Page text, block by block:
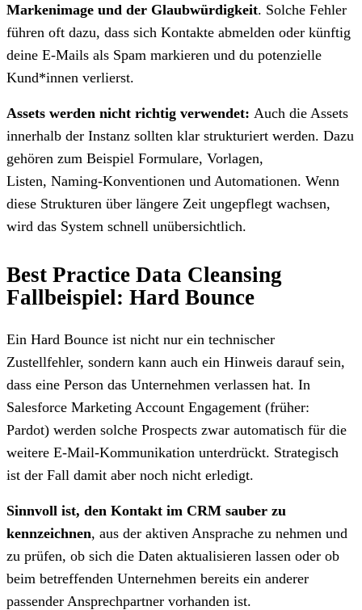
Markenimage und der Glaubwürdigkeit. Solche Fehler
führen oft dazu, dass sich Kontakte abmelden oder künftig
deine E-Mails als Spam markieren und du potenzielle
Kund*innen verlierst.
Assets werden nicht richtig verwendet: Auch die Assets
innerhalb der Instanz sollten klar strukturiert werden. Dazu
gehören zum Beispiel Formulare, Vorlagen,
Listen, Naming-Konventionen und Automationen. Wenn
diese Strukturen über längere Zeit ungepflegt wachsen,
wird das System schnell unübersichtlich.
Best Practice Data Cleansing
Fallbeispiel: Hard Bounce
Ein Hard Bounce ist nicht nur ein technischer
Zustellfehler, sondern kann auch ein Hinweis darauf sein,
dass eine Person das Unternehmen verlassen hat. In
Salesforce Marketing Account Engagement (früher:
Pardot) werden solche Prospects zwar automatisch für die
weitere E-Mail-Kommunikation unterdrückt. Strategisch
ist der Fall damit aber noch nicht erledigt.
Sinnvoll ist, den Kontakt im CRM sauber zu
kennzeichnen, aus der aktiven Ansprache zu nehmen und
zu prüfen, ob sich die Daten aktualisieren lassen oder ob
beim betreffenden Unternehmen bereits ein anderer
passender Ansprechpartner vorhanden ist.